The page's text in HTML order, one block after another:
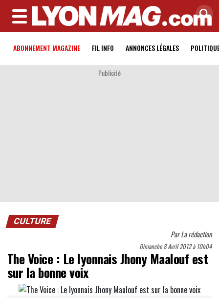
MENU
ABONNEMENT MAGAZINE FIL INFO ANNONCES LÉGALES
Publicité
CULTURE
ParLa rédaction
Dimanche 8 Avril 2012 à 10h04
The Voice : Le lyonnais Jhony Maalouf est
sur la bonne voix